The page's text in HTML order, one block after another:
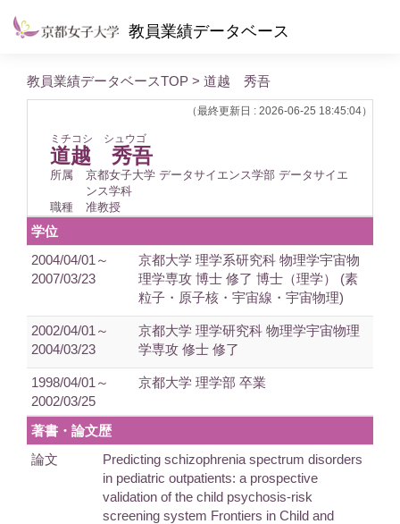
教員業績データベース
教員業績データベースTOP > 道越 秀吾
（最終更新日 : 2026-06-25 18:45:04）
ミチコシ シュウゴ
道越 秀吾
所属
京都女子大学 データサイエンス学部 データサイエ
ンス学科
職種
准教授
学位
2004/04/01～
2007/03/23
京都大学 理学系研究科 物理学宇宙物
理学専攻 博士 修了 博士（理学） (素
粒子・原子核・宇宙線・宇宙物理)
2002/04/01～
2004/03/23
京都大学 理学研究科 物理学宇宙物理
学専攻 修士 修了
1998/04/01～
2002/03/25
京都大学 理学部 卒業
著書・論文歴
論文
Predicting schizophrenia spectrum disorders
in pediatric outpatients: a prospective
validation of the child psychosis-risk
screening system Frontiers in Child and